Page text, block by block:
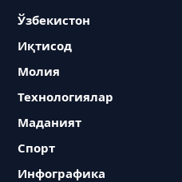
Ўзбекистон
Иқтисод
Молия
Технологиялар
Маданият
Спорт
Инфографика